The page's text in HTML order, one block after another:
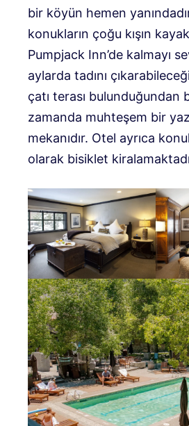
bir köyün hemen
konukların çoğu kışın
Pumpjack Inn’de kalmayı
aylarda tadını
çatı terası bulunduğundan
zamanda muhteşem bir
mekanıdır. Otel ayrıca
olarak bisiklet